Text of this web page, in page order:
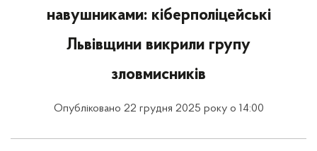
навушниками: кіберполіцейські
Львівщини викрили групу
зловмисників
Опубліковано 22 грудня 2025 року о 14:00